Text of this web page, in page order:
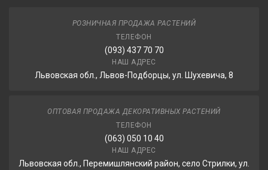
РОЗНИЧНАЯ ПРОДАЖА РАСТЕНИЙ
ТЕЛЕФОН
(093) 437 70 70
НАШ АДРЕС
Львовская обл., Львов-Подборцы, ул. Шухевича, 8
ОПТОВАЯ ПРОДАЖА ДЕКОРАТИВНЫХ РАСТЕНИЙ
ТЕЛЕФОН
(063) 050 10 40
НАШ АДРЕС
Львовская обл., Перемишлянский район, село Стрилки, ул.